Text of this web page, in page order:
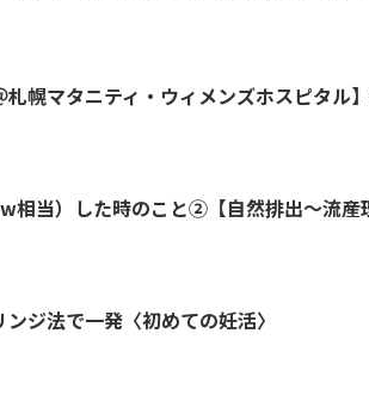
札幌マタニティ・ウィメンズホスピタル
相当）した時のこと②【自然排出～流産
ンジ法で一発〈初めての妊活〉